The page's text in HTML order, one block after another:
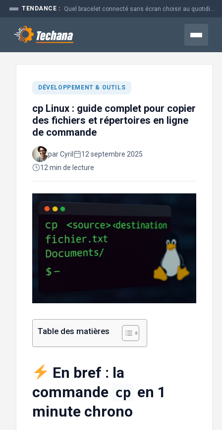
Aller
contenu
TENDANCE :
Menu
DÉVELOPPEMENT & OUTILS
cp Linux : guide complet pour copier
des fichiers et répertoires en ligne
de commande
par Cyril
12 septembre 2025
12 min de lecture
Table des matières
En bref : la
commande cp en 1
minute chrono